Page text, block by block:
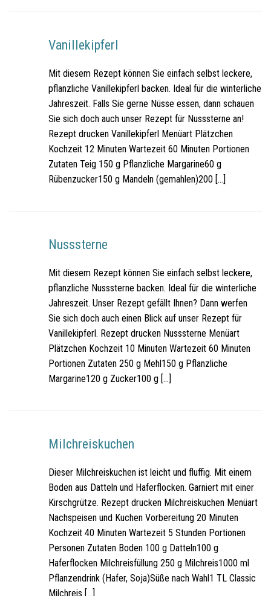
Vanillekipferl
Mit diesem Rezept können Sie einfach selbst leckere,
pflanzliche Vanillekipferl backen. Ideal für die winterliche
Jahreszeit. Falls Sie gerne Nüsse essen, dann schauen
Sie sich doch auch unser Rezept für Nusssterne an!
Rezept drucken Vanillekipferl Menüart Plätzchen
Kochzeit 12 Minuten Wartezeit 60 Minuten Portionen
Zutaten Teig 150 g Pflanzliche Margarine60 g
Rübenzucker150 g Mandeln (gemahlen)200 […]
Nusssterne
Mit diesem Rezept können Sie einfach selbst leckere,
pflanzliche Nusssterne backen. Ideal für die winterliche
Jahreszeit. Unser Rezept gefällt Ihnen? Dann werfen
Sie sich doch auch einen Blick auf unser Rezept für
Vanillekipferl. Rezept drucken Nusssterne Menüart
Plätzchen Kochzeit 10 Minuten Wartezeit 60 Minuten
Portionen Zutaten 250 g Mehl150 g Pflanzliche
Margarine120 g Zucker100 g […]
Milchreiskuchen
Dieser Milchreiskuchen ist leicht und fluffig. Mit einem
Boden aus Datteln und Haferflocken. Garniert mit einer
Kirschgrütze. Rezept drucken Milchreiskuchen Menüart
Nachspeisen und Kuchen Vorbereitung 20 Minuten
Kochzeit 40 Minuten Wartezeit 5 Stunden Portionen
Personen Zutaten Boden 100 g Datteln100 g
Haferflocken Milchreisfüllung 250 g Milchreis1000 ml
Pflanzendrink (Hafer, Soja)Süße nach Wahl1 TL Classic
Milchreis […]